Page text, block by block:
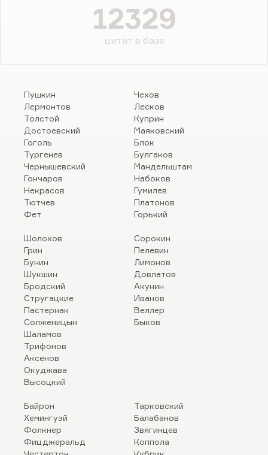
12329
цитат в базе
Пушкин
Лермонтов
Толстой
Достоевский
Гоголь
Тургенев
Чернышевский
Гончаров
Некрасов
Тютчев
Фет
Чехов
Лесков
Куприн
Маяковский
Блок
Булгаков
Мандельштам
Набоков
Гумилев
Платонов
Горький
Шолохов
Грин
Бунин
Шукшин
Бродский
Стругацкие
Пастернак
Солженицын
Шаламов
Трифонов
Аксенов
Окуджава
Высоцкий
Сорокин
Пелевин
Лимонов
Довлатов
Акунин
Иванов
Веллер
Быков
Байрон
Хемингуэй
Фолкнер
Фицджеральд
Тарковский
Балабанов
Звягинцев
Коппола